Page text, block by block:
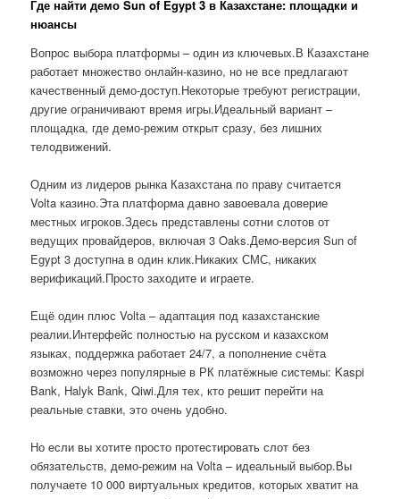
Где найти демо Sun of Egypt 3 в Казахстане: площадки и
нюансы
Вопрос выбора платформы – один из ключевых.В Казахстане
работает множество онлайн-казино, но не все предлагают
качественный демо-доступ.Некоторые требуют регистрации,
другие ограничивают время игры.Идеальный вариант –
площадка, где демо-режим открыт сразу, без лишних
телодвижений.
Одним из лидеров рынка Казахстана по праву считается
Volta казино.Эта платформа давно завоевала доверие
местных игроков.Здесь представлены сотни слотов от
ведущих провайдеров, включая 3 Oaks.Демо-версия Sun of
Egypt 3 доступна в один клик.Никаких СМС, никаких
верификаций.Просто заходите и играете.
Ещё один плюс Volta – адаптация под казахстанские
реалии.Интерфейс полностью на русском и казахском
языках, поддержка работает 24/7, а пополнение счёта
возможно через популярные в РК платёжные системы: Kaspi
Bank, Halyk Bank, Qiwi.Для тех, кто решит перейти на
реальные ставки, это очень удобно.
Но если вы хотите просто протестировать слот без
обязательств, демо-режим на Volta – идеальный выбор.Вы
получаете 10 000 виртуальных кредитов, которых хватит на